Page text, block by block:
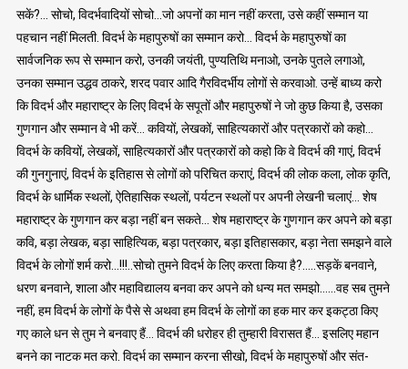
सकें?… सोचो, विदर्भवादियों सोचो…जो अपनों का मान नहीं करता, उसे कहीं सम्मान या
पहचान नहीं मिलती. विदर्भ के महापुरुषों का सम्मान करो… विदर्भ के महापुरुषों का
सार्वजनिक रूप से सम्मान करो, उनकी जयंती, पुण्यतिथि मनाओ, उनके पुतले लगाओ,
उनका सम्मान उद्धव ठाकरे, शरद पवार आदि गैरविदर्भीय लोगों से करवाओ. उन्हें बाध्य करो
कि विदर्भ और महाराष्ट्र के लिए विदर्भ के सपूतों और महापुरुषों ने जो कुछ किया है, उसका
गुणगान और सम्मान वे भी करें… कवियों, लेखकों, साहित्यकारों और पत्रकारों को कहो…
विदर्भ के कवियों, लेखकों, साहित्यकारों और पत्रकारों को कहो कि वे विदर्भ की गाएं, विदर्भ
की गुनगुनाएं, विदर्भ के इतिहास से लोगों को परिचित कराएं, विदर्भ की लोक कला, लोक कृति,
विदर्भ के धार्मिक स्थलों, ऐतिहासिक स्थलों, पर्यटन स्थलों पर अपनी लेखनी चलाएं… शेष
महाराष्ट्र के गुणगान कर बड़ा नहीं बन सकते… शेष महाराष्ट्र के गुणगान कर अपने को बड़ा
कवि, बड़ा लेखक, बड़ा साहित्यिक, बड़ा पत्रकार, बड़ा इतिहासकार, बड़ा नेता समझने वाले
विदर्भ के लोगों शर्म करो…!!!..सोचो तुमने विदर्भ के लिए करता किया है?…..सड़कें बनवाने,
धरण बनवाने, शाला और महाविद्यालय बनवा कर अपने को धन्य मत समझो……वह सब तुमने
नहीं, हम विदर्भ के लोगों के पैसे से अथवा हम विदर्भ के लोगों का हक मार कर इकट्ठा किए
गए काले धन से तुम ने बनवाए हैं… विदर्भ की धरोहर ही तुम्हारी विरासत हैं… इसलिए महान
बनने का नाटक मत करो. विदर्भ का सम्मान करना सीखो, विदर्भ के महापुरुषों और संत-